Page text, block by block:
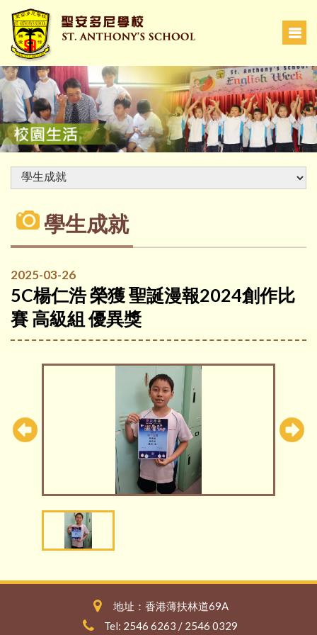
學生成就
2025-03-26
5C楊仁浩 榮獲 聖誕漫報2024創作比
賽 高級組 優異獎
地址：香港薄扶林道69A
Tel: 2546 6263 / 2546 0329